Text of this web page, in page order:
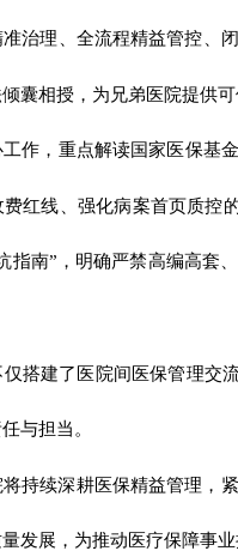
治理、全流程精益管控、
囊相授，为兄弟医院提供
作，重点解读国家医保基
费红线、强化病案首页质
南”，明确严禁高编高套
搭建了医院间医保管理交
与担当。
持续深耕医保精益管理，
发展，为推动医疗保障事